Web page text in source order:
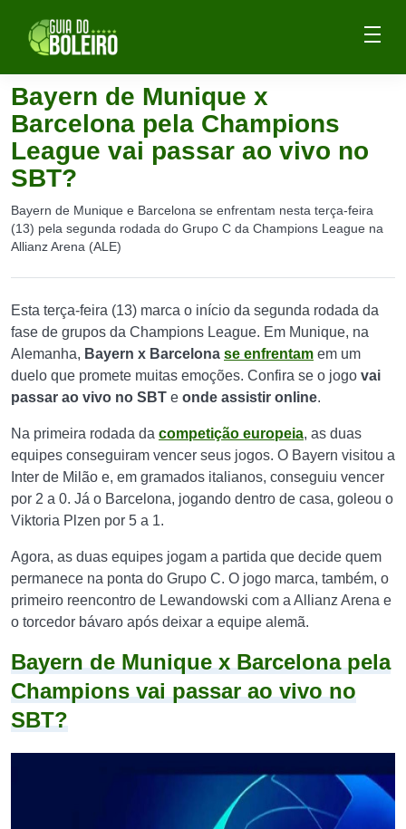
Bayern de Munique x
Barcelona pela Champions
League vai passar ao vivo no
SBT?
Bayern de Munique e Barcelona se enfrentam nesta terça-feira
(13) pela segunda rodada do Grupo C da Champions League na
Allianz Arena (ALE)
Esta terça-feira (13) marca o início da segunda rodada da
fase de grupos da Champions League. Em Munique, na
Alemanha, Bayern x Barcelona se enfrentam em um
duelo que promete muitas emoções. Confira se o jogo vai
passar ao vivo no SBT e onde assistir online.
Na primeira rodada da competição europeia, as duas
equipes conseguiram vencer seus jogos. O Bayern visitou a
Inter de Milão e, em gramados italianos, conseguiu vencer
por 2 a 0. Já o Barcelona, jogando dentro de casa, goleou o
Viktoria Plzen por 5 a 1.
Agora, as duas equipes jogam a partida que decide quem
permanece na ponta do Grupo C. O jogo marca, também, o
primeiro reencontro de Lewandowski com a Allianz Arena e
o torcedor bávaro após deixar a equipe alemã.
Bayern de Munique x Barcelona pela
Champions vai passar ao vivo no
SBT?